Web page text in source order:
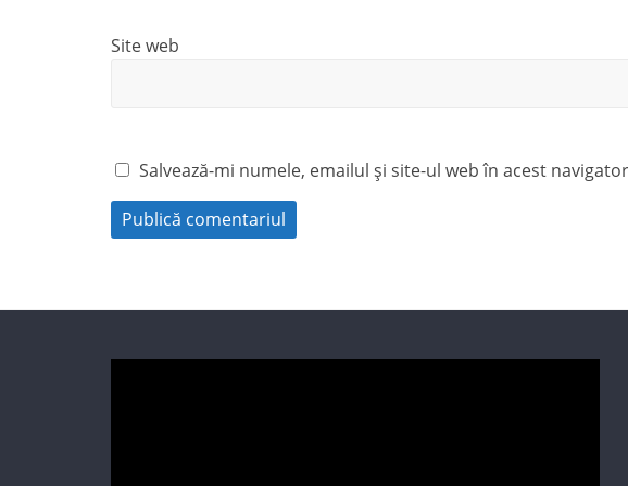
Site web
Salvează-mi numele, emailul și site-ul web în acest